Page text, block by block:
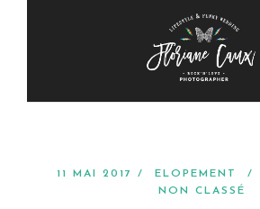
11 MAI 2017 / ELOPEMENT /
NON CLASSÉ